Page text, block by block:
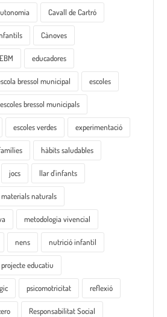
Cavall de Cartró
Cànoves
EBM educadores
bressol municipal escoles
escoles bressol municipals
escoles verdes experimentació
hàbits saludables
jocs llar d'infants
materials naturals
metodologia vivencial
nens nutrició infantil
projecte educatiu
psicomotricitat reflexió
Responsabilitat Social